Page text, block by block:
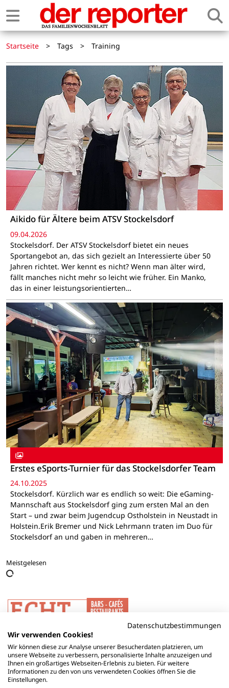
Startseite > Tags > Training
Aikido für Ältere beim ATSV Stockelsdorf
09.04.2026
Stockelsdorf. Der ATSV Stockelsdorf bietet ein neues
Sportangebot an, das sich gezielt an Interessierte über 50
Jahren richtet. Wer kennt es nicht? Wenn man älter wird,
fällt manches nicht mehr so leicht wie früher. Ein Manko,
das in einer leistungsorientierten…
Erstes eSports-Turnier für das Stockelsdorfer Team
24.10.2025
Stockelsdorf. Kürzlich war es endlich so weit: Die eGaming-
Mannschaft aus Stockelsdorf ging zum ersten Mal an den
Start – und zwar beim Jugendcup Ostholstein in Neustadt in
Holstein.Erik Bremer und Nick Lehrmann traten im Duo für
Stockelsdorf an und gaben in mehreren…
Meistgelesen
Datenschutzbestimmungen
Wir verwenden Cookies!
Wir können diese zur Analyse unserer Besucherdaten platzieren, um
unsere Webseite zu verbessern, personalisierte Inhalte anzuzeigen und
Ihnen ein großartiges Webseiten-Erlebnis zu bieten. Für weitere
Informationen zu den von uns verwendeten Cookies öffnen Sie die
Einstellungen.